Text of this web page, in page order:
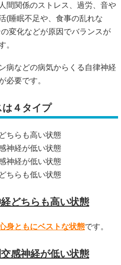
間関係のストレス、過労、音や
(睡眠不足や、食事の乱れな
変化などが原因でバランスが
。
病などの病気からくる自律神経
必要です。
４タイプ
ちらも高い状態
神経が低い状態
神経が低い状態
ちらも低い状態
どちらも高い状態
身ともにベストな状態です。
感神経が低い状態